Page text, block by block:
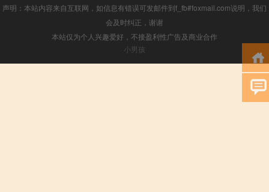
声明：本站内容来自互联网，如信息有错误可发邮件到f_fb#foxmail.com说明，我们
会及时纠正，谢谢
本站仅为个人兴趣爱好，不接盈利性广告及商业合作
小男孩